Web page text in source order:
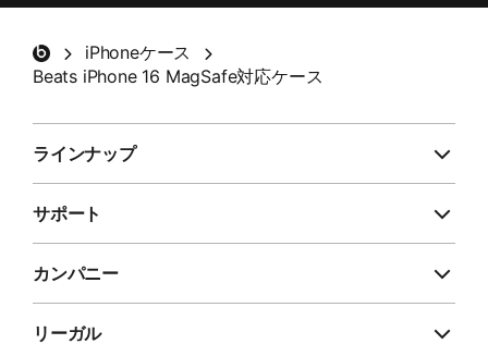
す。*
登録する
Beatsフッター
iPhoneケース
Beats iPhone 16 MagSafe対応ケース
ラインナップ
サポート
カンパニー
リーガル